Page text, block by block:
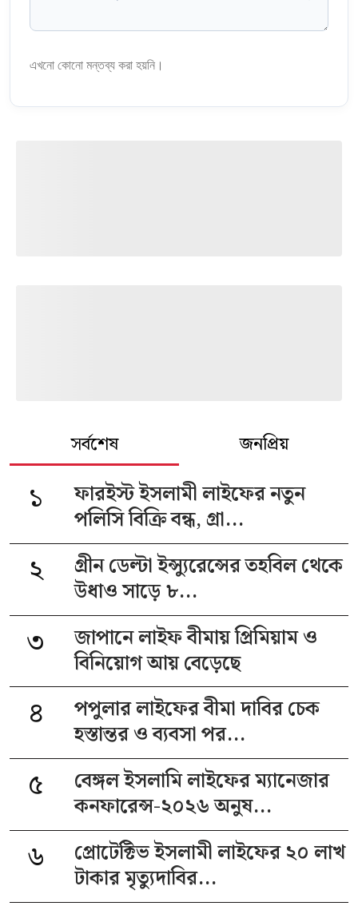
এখনো কোনো মন্তব্য করা হয়নি।
সর্বশেষ জনপ্রিয়
১
ফারইস্ট ইসলামী লাইফের নতুন
পলিসি বিক্রি বন্ধ, গ্রা...
২
গ্রীন ডেল্টা ইন্স্যুরেন্সের তহবিল থেকে
উধাও সাড়ে ৮...
৩
জাপানে লাইফ বীমায় প্রিমিয়াম ও
বিনিয়োগ আয় বেড়েছে
৪
পপুলার লাইফের বীমা দাবির চেক
হস্তান্তর ও ব্যবসা পর...
৫
বেঙ্গল ইসলামি লাইফের ম্যানেজার
কনফারেন্স-২০২৬ অনুষ...
৬
প্রোটেক্টিভ ইসলামী লাইফের ২০ লাখ
টাকার মৃত্যুদাবির...